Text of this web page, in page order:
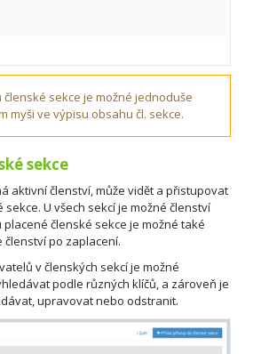
členské sekce je možné jednoduše
myši ve výpisu obsahu čl. sekce.
sekce
aktivní členství, může vidět a přistupovat
U všech sekcí je možné členství
placené členské sekce je možné také
členství po zaplacení.
v členských sekcí je možné
podle různých klíčů, a zároveň je
upravovat nebo odstranit.